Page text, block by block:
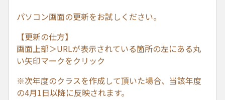
パソコン画面の更新をお試しください。
【更新の仕方】
画面上部＞URLが表示されている箇所の左にある丸
い矢印マークをクリック
※次年度のクラスを作成して頂いた場合、当該年度
の4月1日以降に反映されます。